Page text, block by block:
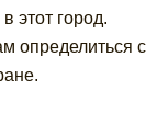
этот город.
определиться с